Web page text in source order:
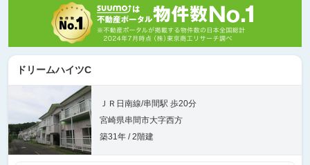
ドリームハイツC
ＪＲ日南線/串間駅 歩20分
宮崎県串間市大字西方
築31年 / 2階建